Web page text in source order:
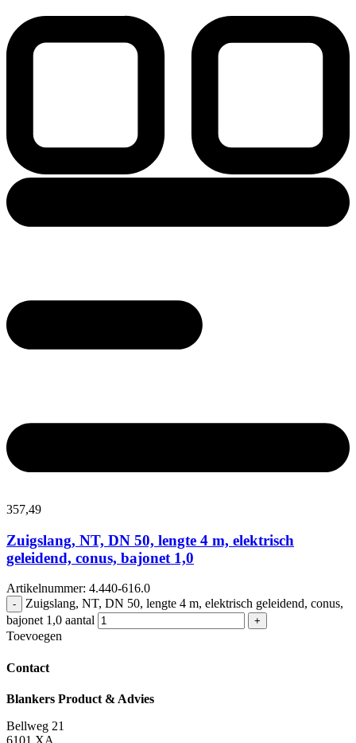
357,49
Zuigslang, NT, DN 50, lengte 4 m, elektrisch
geleidend, conus, bajonet 1,0
Artikelnummer: 4.440-616.0
-
Zuigslang, NT, DN 50, lengte 4 m, elektrisch geleidend, conus,
bajonet 1,0 aantal
+
Toevoegen
Contact
Blankers Product & Advies
Bellweg 21
6101 XA